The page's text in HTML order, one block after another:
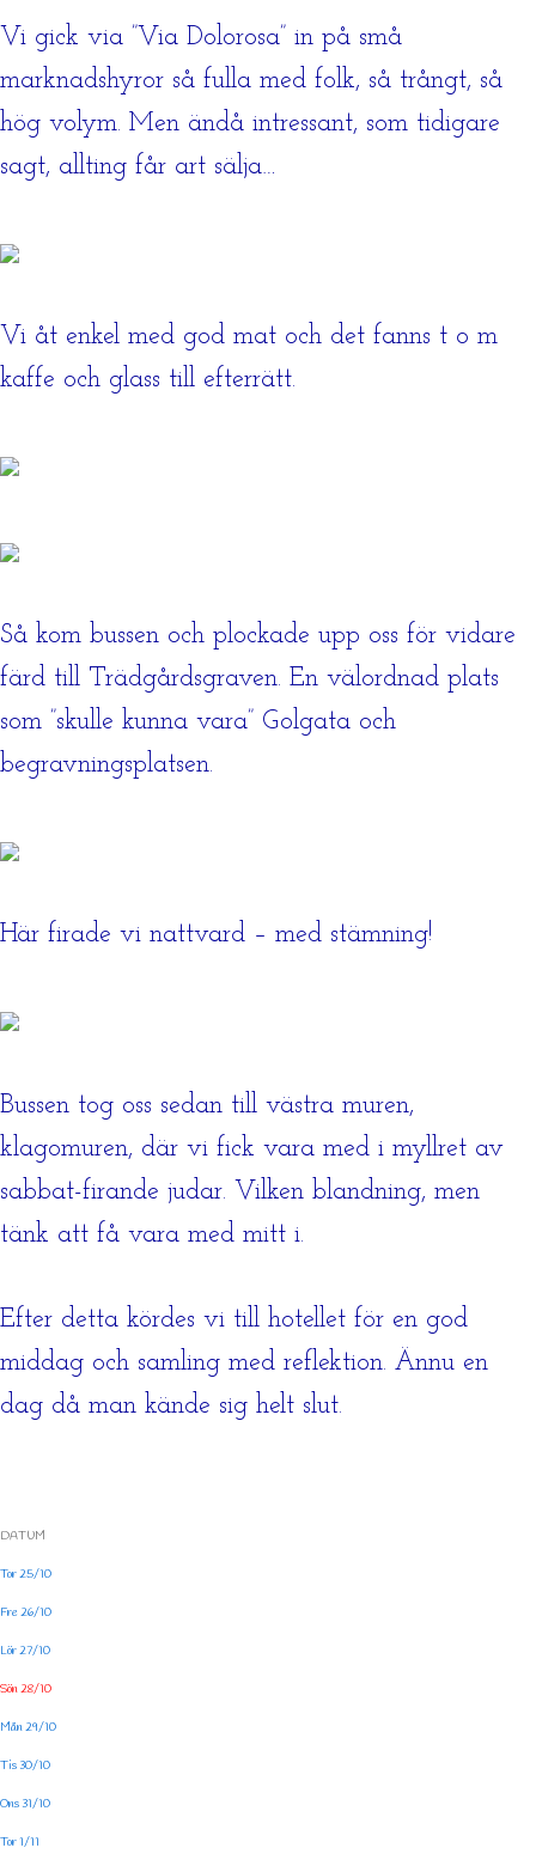
Vi gick via ”Via Dolorosa” in på små
marknadshyror så fulla med folk, så trångt, så
hög volym. Men ändå intressant, som tidigare
sagt, allting får art sälja…
Vi åt enkel med god mat och det fanns t o m
kaffe och glass till efterrätt.
Så kom bussen och plockade upp oss för vidare
färd till Trädgårdsgraven. En välordnad plats
som ”skulle kunna vara” Golgata och
begravningsplatsen.
Här firade vi nattvard – med stämning!
Bussen tog oss sedan till västra muren,
klagomuren, där vi fick vara med i myllret av
sabbat-firande judar. Vilken blandning, men
tänk att få vara med mitt i.
Efter detta kördes vi till hotellet för en god
middag och samling med reflektion. Ännu en
dag då man kände sig helt slut.
DATUM
Tor 25/10
Fre 26/10
Lör 27/10
Sön 28/10
Mån 29/10
Tis 30/10
Ons 31/10
Tor 1/11